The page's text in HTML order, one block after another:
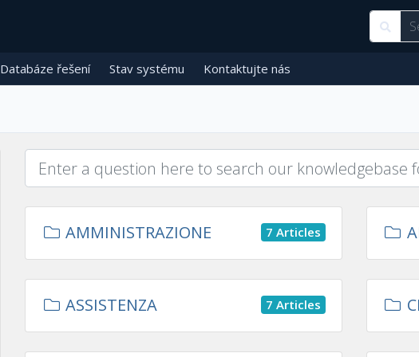
Databáze řešení Stav systému Kontaktujte nás
7 Articles
AMMINISTRAZIONE
7 Articles
ASSISTENZA